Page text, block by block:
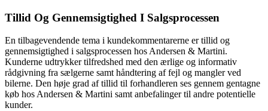
Tillid Og Gennemsigtighed I Salgsprocessen
En tilbagevendende tema i kundekommentarerne er tillid og
gennemsigtighed i salgsprocessen hos Andersen & Martini.
Kunderne udtrykker tilfredshed med den ærlige og informativ
rådgivning fra sælgerne samt håndtering af fejl og mangler ved
bilerne. Den høje grad af tillid til forhandleren ses gennem gentagne
køb hos Andersen & Martini samt anbefalinger til andre potentielle
kunder.